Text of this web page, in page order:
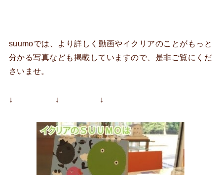
suumoでは、より詳しく動画やイクリアのことがもっと
分かる写真なども掲載していますので、是非ご覧にくだ
さいませ。
↓ ↓ ↓